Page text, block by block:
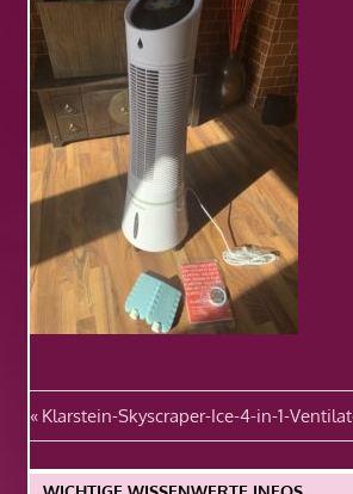
Beitragsnavigation
Vorheriger
Beitrag:
Klarstein-Skyscraper-Ice-4-in-1-